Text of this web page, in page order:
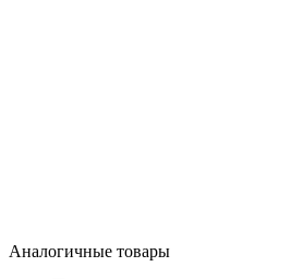
Аналогичные товары